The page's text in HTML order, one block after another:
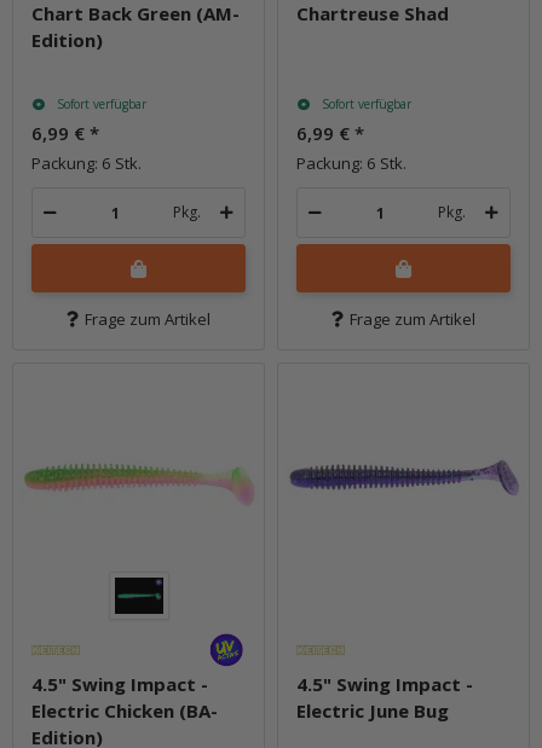
Chart Back Green (AM-
Edition)
Sofort verfügbar
6,99 € *
Packung: 6 Stk.
Pkg.
Frage zum Artikel
Chartreuse Shad
Sofort verfügbar
6,99 € *
Packung: 6 Stk.
Pkg.
Frage zum Artikel
4.5" Swing Impact -
Electric Chicken (BA-
Edition)
4.5" Swing Impact -
Electric June Bug